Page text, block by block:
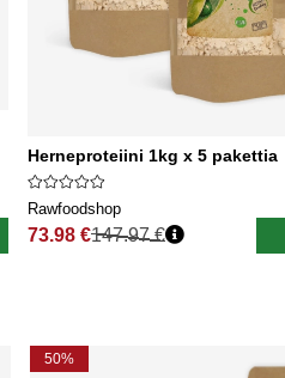
Herneproteiini 1kg x 5 pakettia
Rawfoodshop
73.98 €
Normaali hinta
147.97 €
50%